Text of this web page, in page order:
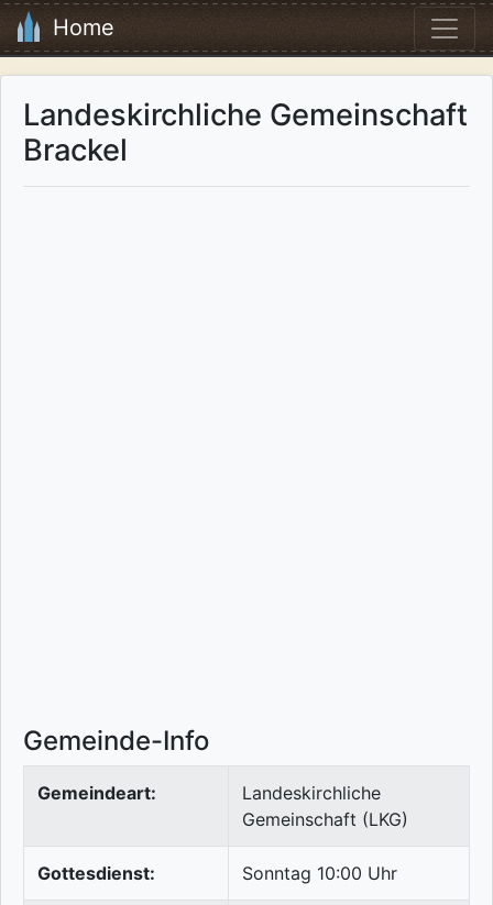
Home
Landeskirchliche Gemeinschaft
Brackel
Gemeinde-Info
Gemeindeart:
Landeskirchliche
Gemeinschaft (LKG)
Gottesdienst: Sonntag 10:00 Uhr